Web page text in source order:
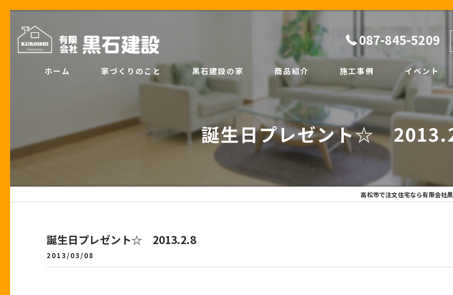
087-845-5209
ホーム 家づくりのこと
家づくりで大事な「お金の話」
黒石建設の家
パッシブデザイン
ZEH
安心の保証
商品紹介
natural
SIMPLE NOTE
施工事例 イベント
家づくり塾
誕生日プレゼント☆
高松市で注文住宅なら有限会社
誕生日プレゼント☆ 2013.2.8
2013/03/08